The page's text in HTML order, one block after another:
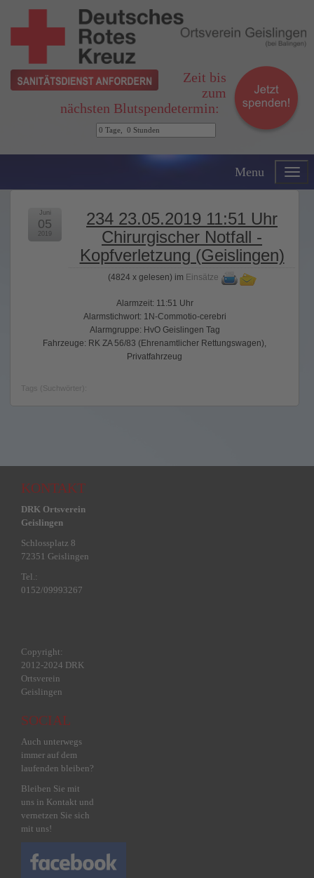
Zeit bis
zum
nächsten Blutspendetermin:
Menu
234 23.05.2019 11:51 Uhr
Chirurgischer Notfall -
Kopfverletzung (Geislingen)
(4824 x gelesen) im Einsätze
Juni
05
2019
Alarmzeit: 11:51 Uhr
Alarmstichwort: 1N-Commotio-cerebri
Alarmgruppe: HvO Geislingen Tag
Fahrzeuge: RK ZA 56/83 (Ehrenamtlicher Rettungswagen),
Privatfahrzeug
Tags (Suchwörter):
KONTAKT
DRK Ortsverein
Geislingen
Schlossplatz 8
72351 Geislingen
Tel.:
0152/09993267
Copyright:
2012-2024 DRK
Ortsverein
Geislingen
SOCIAL
Auch unterwegs
immer auf dem
laufenden bleiben?
Bleiben Sie mit
uns in Kontakt und
vernetzen Sie sich
mit uns!